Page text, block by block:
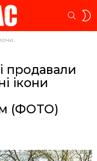
(ФОТО)
продавали
ікони
(ФОТО)